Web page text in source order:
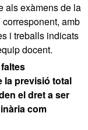
als exàmens de la
amb
i treballs indicats
docent.
la previsió total
el dret a ser
com